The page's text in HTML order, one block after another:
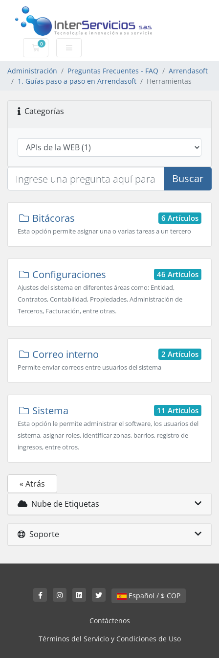
0
Carro de Pedidos
Administración Preguntas Frecuentes - FAQ
Arrendasoft
1. Guías paso a paso en Arrendasoft
Herramientas
Categorías
Buscar
6 Artículos
Bitácoras
Esta opción permite asignar una o varias tareas a un tercero
46 Artículos
Configuraciones
Ajustes del sistema en diferentes áreas como: Entidad,
Contratos, Contabilidad, Propiedades, Administración de
Terceros, Facturación, entre otras.
2 Artículos
Correo interno
Permite enviar correos entre usuarios del sistema
11 Artículos
Sistema
Esta opción le permite administrar el software, los usuarios del
sistema, asignar roles, identificar zonas, barrios, registro de
ingresos, entre otros.
« Atrás
Nube de Etiquetas
Soporte
Español / $ COP
Contáctenos
Términos del Servicio y Condiciones de Uso